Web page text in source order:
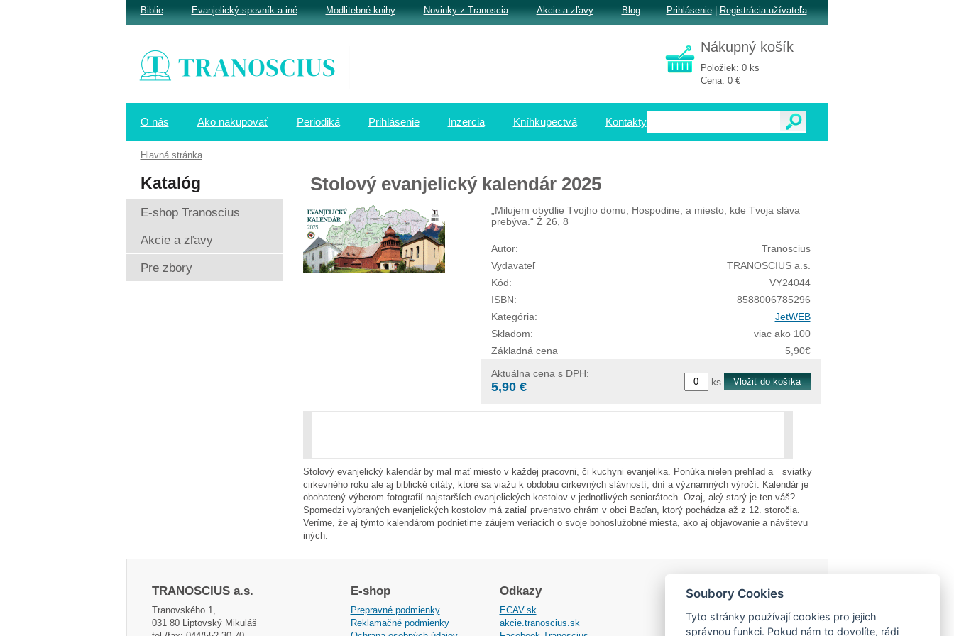
O nás Ako nakupovať Periodiká Prihlásenie Inzercia Kníhkupectvá Kontakty
Stolový evanjelický kalendár 2025
„Milujem obydlie Tvojho domu, Hospodine, a miesto, kde Tvoja sláva
prebýva.“ Ž 26, 8
Autor:
Tranoscius
Vydavateľ
TRANOSCIUS a.s.
Kód:
VY24044
ISBN:
8588006785296
Kategória:
JetWEB
Skladom:
viac ako 100
Základná cena
5,90€
Aktuálna cena s DPH:
5,90 € ks
Stolový evanjelický kalendár by mal mať miesto v každej pracovni, či kuchyni evanjelika. Ponúka nielen prehľad a sviatky
cirkevného roku ale aj biblické citáty, ktoré sa viažu k obdobiu cirkevných slávností, dní a významných výročí. Kalendár je
obohatený výberom fotografií najstarších evanjelických kostolov v jednotlivých seniorátoch. Ozaj, aký starý je ten váš?
Spomedzi vybraných evanjelických kostolov má zatiaľ prvenstvo chrám v obci Baďan, ktorý pochádza až z 12. storočia.
Veríme, že aj týmto kalendárom podnietime záujem veriacich o svoje bohoslužobné miesta, ako aj objavovanie a návštevu
iných.
Katalóg
E-shop Tranoscius
Akcie a zľavy
Pre zbory
TRANOSCIUS a.s.
Tranovského 1,
031 80 Liptovský Mikuláš
E-shop
Prepravné podmienky
Reklamačné podmienky
Odkazy
ECAV.sk
akcie.tranoscius.sk
Biblie Evanjelický spevník a iné Modlitebné knihy Novinky z Tranoscia Akcie a zľavy Blog
Nákupný košík
Položiek: 0 ks
Cena: 0 €
Prihlásenie| Registrácia užívateľa
Hlavná stránka
Soubory Cookies
Tyto stránky používají cookies pro jejich
správnou funkci. Pokud nám to dovolíte, rádi